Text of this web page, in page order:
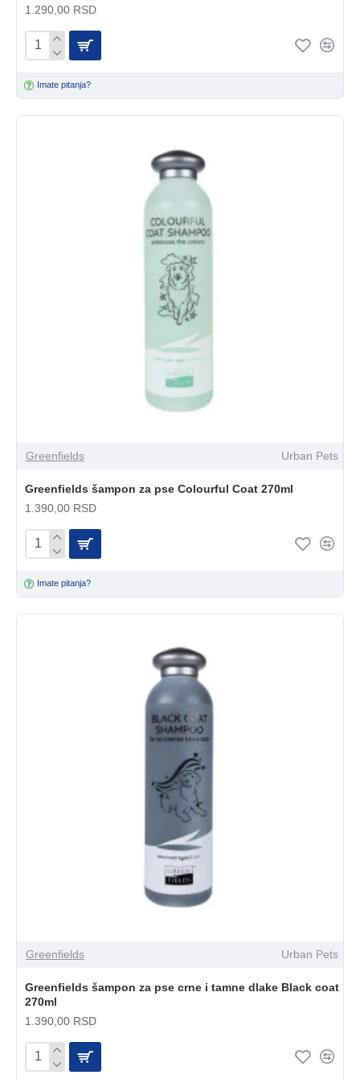
1.290,00 RSD
Imate pitanja?
Greenfields Urban Pets
Greenfields šampon za pse Colourful Coat 270ml
1.390,00 RSD
Imate pitanja?
Greenfields Urban Pets
Greenfields šampon za pse crne i tamne dlake Black coat
270ml
1.390,00 RSD